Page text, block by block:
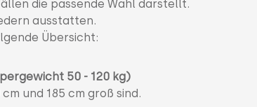
die passende Wahl darstellt.
ausstatten.
Übersicht:
50 - 120 kg)
und 185 cm groß sind.